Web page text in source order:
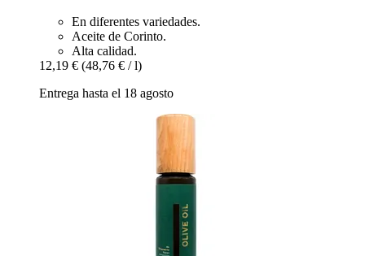
En diferentes variedades.
Aceite de Corinto.
Alta calidad.
12,19 € (48,76 € / l)
Entrega hasta el 18 agosto